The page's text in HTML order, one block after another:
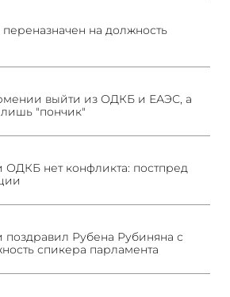
на должность
выйти из ОДКБ и ЕАЭС, а
"пончик"
нет конфликта: постпред
Рубена Рубиняна с
спикера парламента